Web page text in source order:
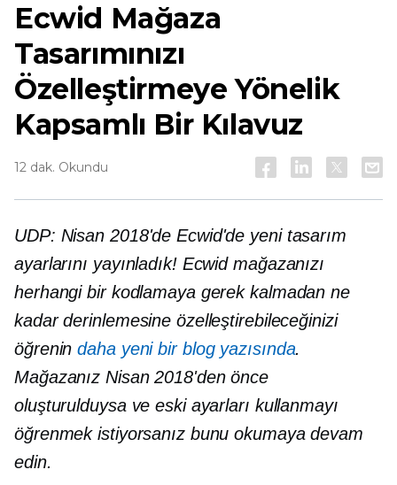
Ecwid Mağaza
Tasarımınızı
Özelleştirmeye Yönelik
Kapsamlı Bir Kılavuz
12 dak. Okundu
UDP: Nisan 2018'de Ecwid'de yeni tasarım
ayarlarını yayınladık! Ecwid mağazanızı
herhangi bir kodlamaya gerek kalmadan ne
kadar derinlemesine özelleştirebileceğinizi
öğrenindaha yeni bir blog yazısında.
Mağazanız Nisan 2018'den önce
oluşturulduysa ve eski ayarları kullanmayı
öğrenmek istiyorsanız bunu okumaya devam
edin.